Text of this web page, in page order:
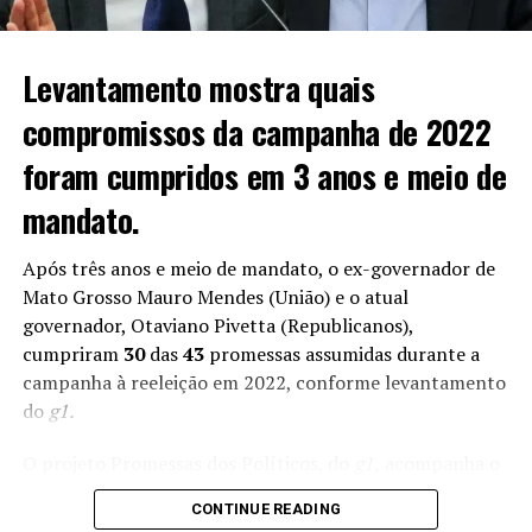
Levantamento mostra quais
compromissos da campanha de 2022
foram cumpridos em 3 anos e meio de
mandato.
Após três anos e meio de mandato, o ex-governador de
Mato Grosso Mauro Mendes (União) e o atual
governador, Otaviano Pivetta (Republicanos),
cumpriram 30das43 promessas assumidas durante a
campanha à reeleição em 2022, conforme levantamento
do g1.
cumprimento de compromissos assumidos pelos
candidatos a prefeituras, governos estaduais e à
CONTINUE READING